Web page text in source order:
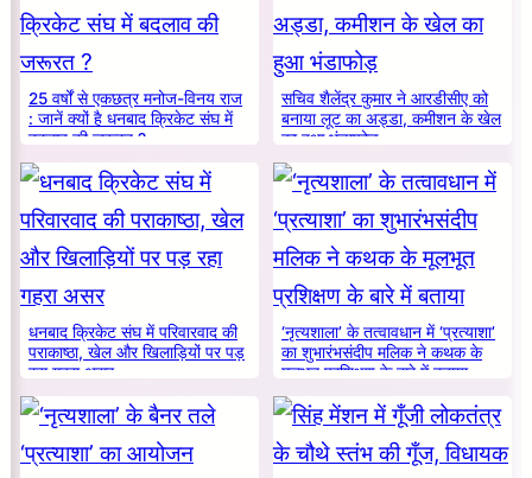
25 वर्षों से एकछत्र मनोज-विनय राज
: जानें क्यों है धनबाद क्रिकेट संघ में
बदलाव की जरूरत ?
सचिव शैलेंद्र कुमार ने आरडीसीए को
बनाया लूट का अड्डा, कमीशन के खेल
का हुआ भंडाफोड़
धनबाद क्रिकेट संघ में परिवारवाद की
पराकाष्ठा, खेल और खिलाड़ियों पर पड़
रहा गहरा असर
‘नृत्यशाला’ के तत्वावधान में ‘प्रत्याशा’
का शुभारंभसंदीप मलिक ने कथक के
मूलभूत प्रशिक्षण के बारे में बताया